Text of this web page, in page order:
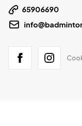
65906690